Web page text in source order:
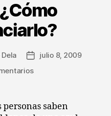
Fechajulio 8, 2009
en
paso
personas saben